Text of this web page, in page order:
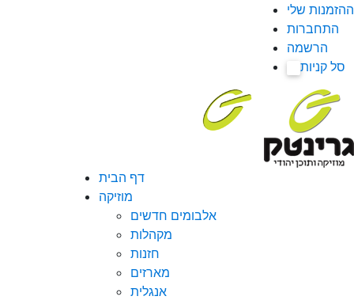
ההזמנות שלי
התחברות
הרשמה
סל קניות
דף הבית
מוזיקה
אלבומים חדשים
מקהלות
חזנות
מארזים
אנגלית